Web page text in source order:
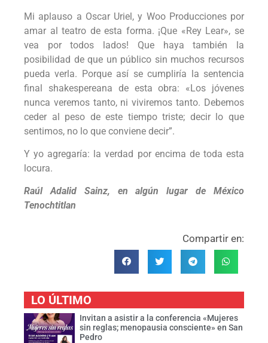
Mi aplauso a Oscar Uriel, y Woo Producciones por
amar al teatro de esta forma. ¡Que «Rey Lear», se
vea por todos lados! Que haya también la
posibilidad de que un público sin muchos recursos
pueda verla. Porque así se cumpliría la sentencia
final shakespereana de esta obra: «Los jóvenes
nunca veremos tanto, ni viviremos tanto. Debemos
ceder al peso de este tiempo triste; decir lo que
sentimos, no lo que conviene decir”.
Y yo agregaría: la verdad por encima de toda esta
locura.
Raúl Adalid Sainz, en algún lugar de México
Tenochtitlan
Compartir en:
LO ÚLTIMO
Invitan a asistir a la conferencia «Mujeres
sin reglas; menopausia consciente» en San
Pedro